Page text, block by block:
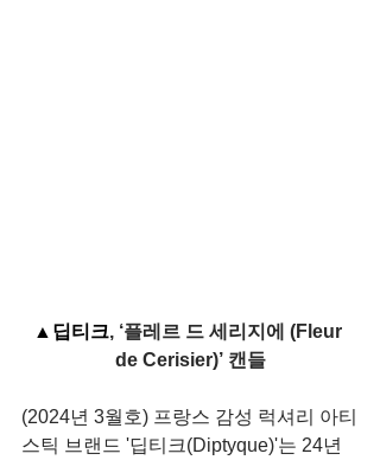
▲딥티크, ‘플레르 드 세리지에 (Fleur
de Cerisier)’ 캔들
(2024년 3월호) 프랑스 감성 럭셔리 아티
스틱 브랜드 '딥티크(Diptyque)'는 24년